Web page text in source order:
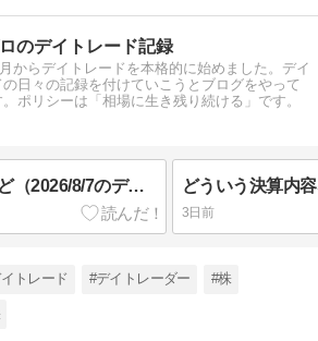
のデイトレード記録
からデイトレードを本格的に始めました。デイ
の日々の記録を付けていこうとブログをやって
ポリシーは「相場に生き残り続ける」です。
決算発表で荒ぶるけど（2026/8/7のデイトレード記録）
3日前
トレード #デイトレーダー #株